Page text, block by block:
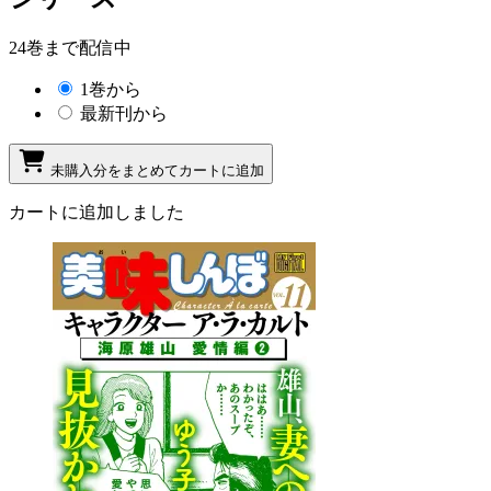
24巻まで配信中
1巻から
最新刊から
未購入分をまとめてカートに追加
カートに追加しました